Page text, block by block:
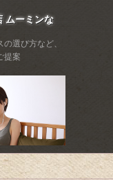
ムーミンな
選び方など、
提案